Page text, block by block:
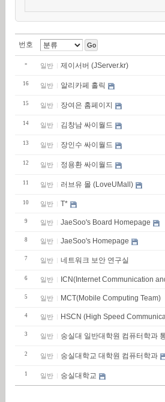
번호 Go
» 일반 제이서버 (JServer.kr)
16 일반 알리카페 홀릭
15 일반 장여은 홈페이지
14 일반 김창남 싸이월드
13 일반 장인수 싸이월드
12 일반 정용환 싸이월드
11 일반 러브유 몰 (LoveUMall)
10 일반 T*
9 일반 JaeSoo's Board Homepage
8 일반 JaeSoo's Homepage
7 일반 네트워크 보안 연구실
6 일반 ICN(Internet Communication
5 일반 MCT(Mobile Computing Team)
4 일반 HSCN (High Speed
3 일반 숭실대 일반대학원 컴퓨터학과
2 일반 숭실대학교 대학원 컴퓨터학과
1 일반 숭실대학교